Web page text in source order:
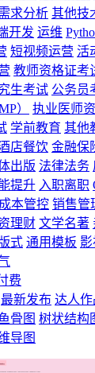
求分析 其他技
开发 运维
短视频运营 活
教师资格证考
生考试 公务员
）
执业医师
学前教育 其他
店餐饮 金融保
出版 法律法务
提升 入职离职
成本管控 销售管
理财 文学名著
式 通用模板
费
最新发布 达人作
骨图 树状结构
导图